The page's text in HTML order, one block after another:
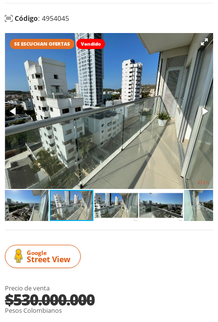
Código: 4954045
SE ESCUCHAN OFERTAS Vendido
Google
Street View
Precio de venta
$530.000.000
Pesos Colombianos